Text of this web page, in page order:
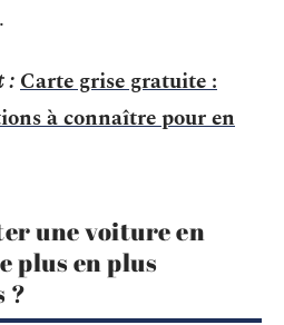
:Carte grise gratuite :
à connaître pour en
une voiture en
plus en plus
?